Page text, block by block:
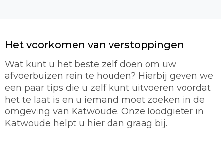
Het voorkomen van verstoppingen
Wat kunt u het beste zelf doen om uw
afvoerbuizen rein te houden? Hierbij geven we
een paar tips die u zelf kunt uitvoeren voordat
het te laat is en u iemand moet zoeken in de
omgeving van Katwoude. Onze loodgieter in
Katwoude helpt u hier dan graag bij.